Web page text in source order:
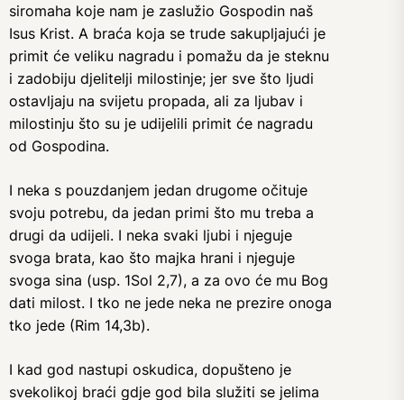
siromaha koje nam je zaslužio Gospodin naš
Isus Krist. A braća koja se trude sakupljajući je
primit će veliku nagradu i pomažu da je steknu
i zadobiju djelitelji milostinje; jer sve što ljudi
ostavljaju na svijetu propada, ali za ljubav i
milostinju što su je udijelili primit će nagradu
od Gospodina.
I neka s pouzdanjem jedan drugome očituje
svoju potrebu, da jedan primi što mu treba a
drugi da udijeli. I neka svaki ljubi i njeguje
svoga brata, kao što majka hrani i njeguje
svoga sina (usp. 1Sol 2,7), a za ovo će mu Bog
dati milost. I tko ne jede neka ne prezire onoga
tko jede (Rim 14,3b).
I kad god nastupi oskudica, dopušteno je
svekolikoj braći gdje god bila služiti se jelima